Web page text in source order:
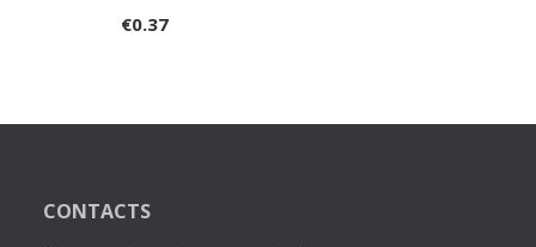
€0.37
CONTACTS